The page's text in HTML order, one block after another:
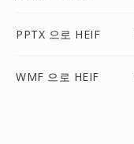
PPTX 으로 HEIF
WMF 으로 HEIF